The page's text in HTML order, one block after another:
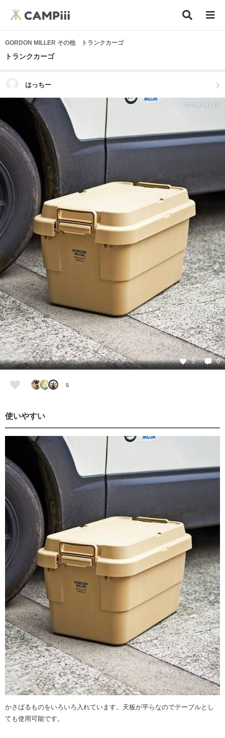
GORDON MILLER その他 トランクカーゴ
トランクカーゴ
はっちー
2022年5月21日
5 0
5
使いやすい
かさばるものをいろいろ入れています。天板が平らなのでテーブルとし
ても使用可能です。